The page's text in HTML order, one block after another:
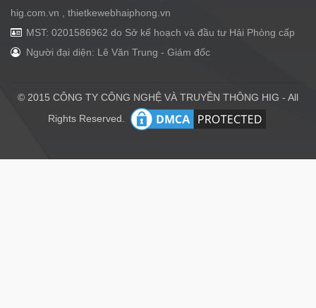
hig.com.vn , thietkewebhaiphong.vn
MST: 0201586962 do Sở kế hoạch và đầu tư Hải Phòng cấp
Người đại diện: Lê Văn Trung - Giám đốc
© 2015 CÔNG TY CÔNG NGHỆ VÀ TRUYỀN THÔNG HIG - All
Rights Reserved.